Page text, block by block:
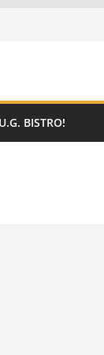
U.G. BISTRO!